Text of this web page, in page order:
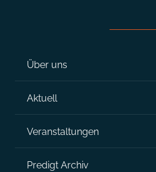
Über uns
Aktuell
Veranstaltungen
Predigt Archiv